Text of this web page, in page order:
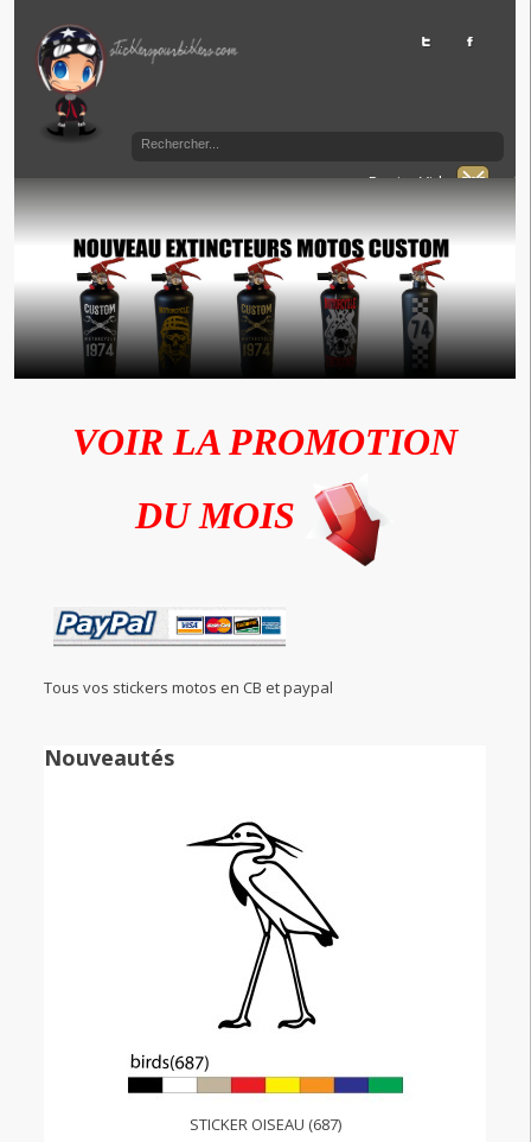
Panier Vide
VOIR LA PROMOTION
DU MOIS
Tous vos stickers motos en CB et paypal
Nouveautés
STICKER OISEAU (687)